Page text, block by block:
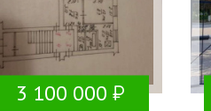
3 100 000